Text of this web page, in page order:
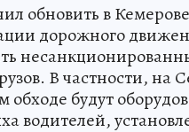
обновить в
дорожного
В частности, на
обходе будут
водителей,